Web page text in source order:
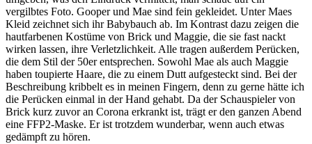
vergilbtes Foto. Gooper und Mae sind fein gekleidet. Unter Maes
Kleid zeichnet sich ihr Babybauch ab. Im Kontrast dazu zeigen die
hautfarbenen Kostüme von Brick und Maggie, die sie fast nackt
wirken lassen, ihre Verletzlichkeit. Alle tragen außerdem Perücken,
die dem Stil der 50er entsprechen. Sowohl Mae als auch Maggie
haben toupierte Haare, die zu einem Dutt aufgesteckt sind. Bei der
Beschreibung kribbelt es in meinen Fingern, denn zu gerne hätte ich
die Perücken einmal in der Hand gehabt. Da der Schauspieler von
Brick kurz zuvor an Corona erkrankt ist, trägt er den ganzen Abend
eine FFP2-Maske. Er ist trotzdem wunderbar, wenn auch etwas
gedämpft zu hören.